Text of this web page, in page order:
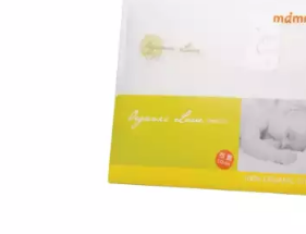
美容／個人清潔
食品／健康食補